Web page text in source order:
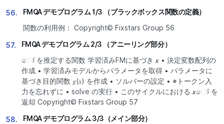
56.
FMQA デモプログラム 1/3 （ブラックボックス関数の定義）
関数の利用例： Copyright© Fixstars Group 56
57.
FMQA デモプログラム 2/3 （アニーリング部分）
ෝ を推定する関数 学習済みFMに基づき 𝒙 • 決定変数配列の
作成 • 学習済みモデルからパラメータを取得 • パラメータに
基づき目的関数 𝑔(𝑥) を作成 • ソルバーの設定 • ※トークン入
力を忘れずに • solve の実行 • このサイクルにおける 𝒙ෝ を
返却 Copyright© Fixstars Group 57
58. FMQA デモプログラム 3/3（メイン部分）